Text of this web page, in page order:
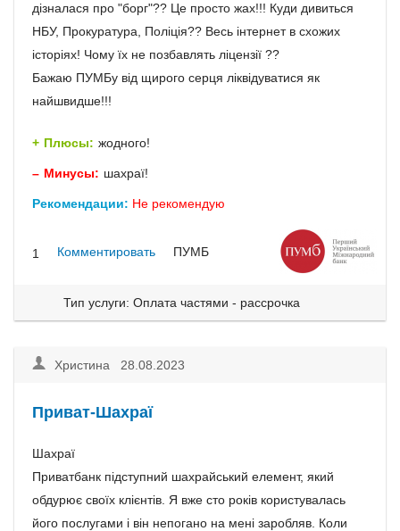
дізналася про "борг"?? Це просто жах!!! Куди дивиться
НБУ, Прокуратура, Поліція?? Весь інтернет в схожих
історіях! Чому їх не позбавлять ліцензії ??
Бажаю ПУМБу від щирого серця ліквідуватися як
найшвидше!!!
Плюсы: жодного!
Минусы: шахраї!
Рекомендации: Не рекомендую
1 Комментировать ПУМБ
Тип услуги: Оплата частями - рассрочка
Христина 28.08.2023
Приват-Шахраї
Шахраї
Приватбанк підступний шахрайський елемент, який
обдурює своїх клієнтів. Я вже сто років користувалась
його послугами і він непогано на мені заробляв. Коли